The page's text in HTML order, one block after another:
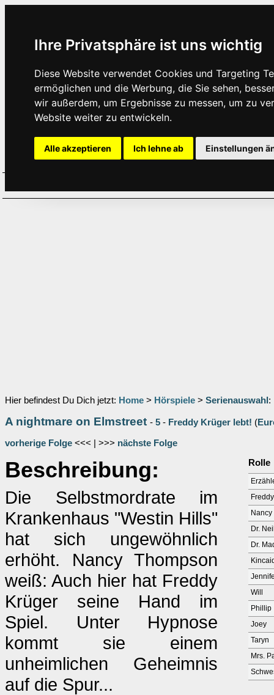
Ihre Privatsphäre ist uns wichtig
Diese Website verwendet Cookies und Targeting
ermöglichen und die Werbung, die Sie sehen,
wir außerdem, um Ergebnisse zu messen, um zu
Website weiter zu entwickeln.
Alle akzeptieren Ich lehne ab Einstellungen
Hier befindest Du Dich jetzt: Home > Hörspiele > Serienauswahl :
A nightmare on Elmstreet - 5 - Freddy Krüger lebt! (
vorherige Folge <<< | >>> nächste Folge
Beschreibung:
Die Selbstmordrate im
Krankenhaus "Westin Hills"
hat sich ungewöhnlich
erhöht. Nancy Thompson
weiß: Auch hier hat Freddy
Krüger seine Hand im
Spiel. Unter Hypnose
kommt sie einem
unheimlichen Geheimnis
auf die Spur...
Rolle
Dr.
Dr.
Will
Phillip
Joey
Taryn
Mrs.